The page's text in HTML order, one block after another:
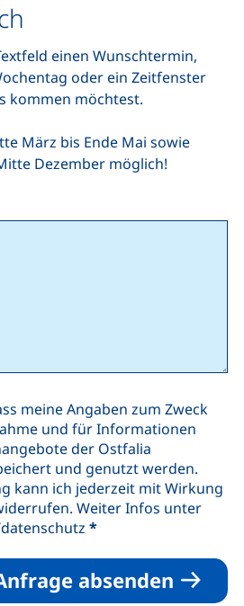
einen Wunschtermin,
oder ein Zeitfenster
kommen möchtest.
März bis Ende Mai sowie
Dezember möglich!
meine Angaben zum Zweck
und für Informationen
der Ostfalia
und genutzt werden.
kann ich jederzeit mit Wirkung
Weiter Infos unter
*
absenden